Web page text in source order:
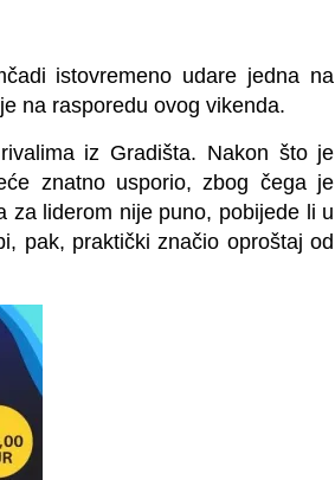
istovremeno udare jedna na
na rasporedu ovog vikenda.
iz Gradišta. Nakon što je
znatno usporio, zbog čega je
za liderom nije puno, pobijede li u
pak, praktički značio oproštaj od